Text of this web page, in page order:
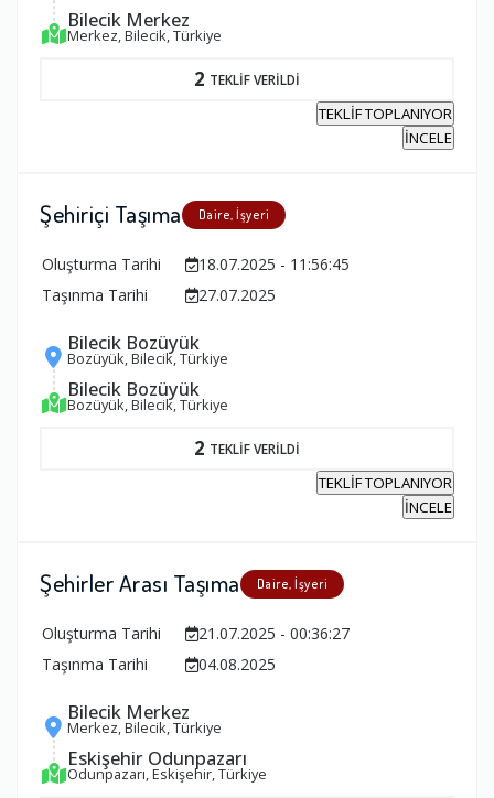
Bilecik Merkez
Merkez, Bilecik, Türkiye
2 TEKLİF VERİLDİ
TEKLİF TOPLANIYOR
İNCELE
Şehiriçi Taşıma Daire, İşyeri
Oluşturma Tarihi
18.07.2025 - 11:56:45
Taşınma Tarihi
27.07.2025
Bilecik Bozüyük
Bozüyük, Bilecik, Türkiye
Bilecik Bozüyük
Bozüyük, Bilecik, Türkiye
2 TEKLİF VERİLDİ
TEKLİF TOPLANIYOR
İNCELE
Şehirler Arası Taşıma Daire, İşyeri
Oluşturma Tarihi
21.07.2025 - 00:36:27
Taşınma Tarihi
04.08.2025
Bilecik Merkez
Merkez, Bilecik, Türkiye
Eskişehir Odunpazarı
Odunpazarı, Eskişehir, Türkiye